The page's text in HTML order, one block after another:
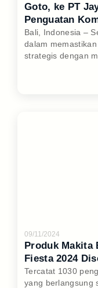
Goto, ke PT
Penguatan
Strategis
Bali, Indonesia –
dalam
strategis dengan
09/11/2024
Produk Makita
Fiesta 2024
Tercatat 1030
yang berlangsung